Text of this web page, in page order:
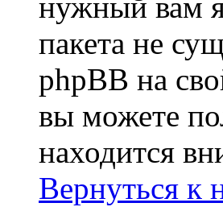
нужный вам
пакета не
phpBB на
вы можете
находится
Вернуться к